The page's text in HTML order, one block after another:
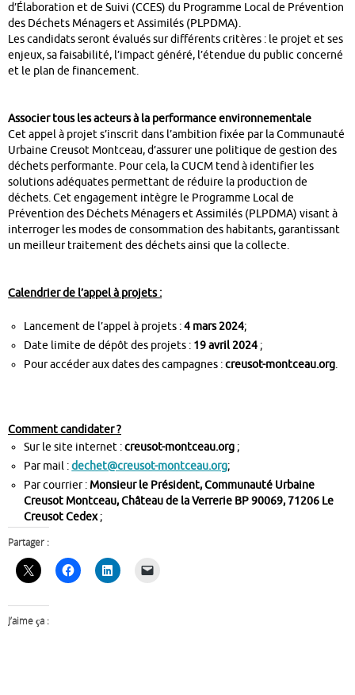
d’Élaboration et de Suivi (CCES) du Programme Local de Prévention
des Déchets Ménagers et Assimilés (PLPDMA).
Les candidats seront évalués sur différents critères : le projet et ses
enjeux, sa faisabilité, l’impact généré, l’étendue du public concerné
et le plan de financement.
Associer tous les acteurs à la performance environnementale
Cet appel à projet s’inscrit dans l’ambition fixée par la Communauté
Urbaine Creusot Montceau, d’assurer une politique de gestion des
déchets performante. Pour cela, la CUCM tend à identifier les
solutions adéquates permettant de réduire la production de
déchets. Cet engagement intègre le Programme Local de
Prévention des Déchets Ménagers et Assimilés (PLPDMA) visant à
interroger les modes de consommation des habitants, garantissant
un meilleur traitement des déchets ainsi que la collecte.
Calendrier de l’appel à projets :
Lancement de l’appel à projets :4 mars 2024;
Date limite de dépôt des projets : 19 avril 2024 ;
Pour accéder aux dates des campagnes :creusot-montceau.org.
Comment candidater ?
Sur le site internet :creusot-montceau.org ;
Par mail :dechet@creusot-montceau.org;
Par courrier : Monsieur le Président, Communauté Urbaine
Creusot Montceau, Château de la Verrerie BP 90069, 71206 Le
Creusot Cedex;
Partager :
J’aime ça :